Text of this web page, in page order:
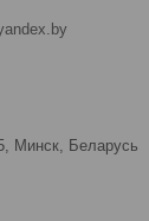
Минск, Беларусь